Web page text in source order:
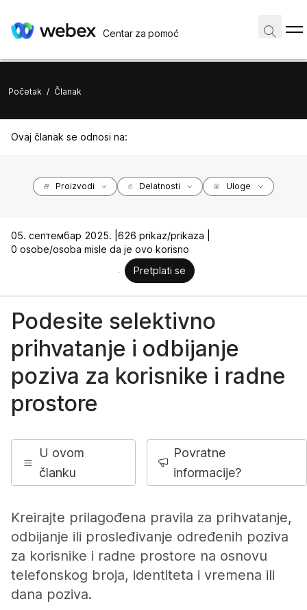
Centar za pomoć
Početak / Članak
Ovaj članak se odnosi na:
Proizvodi Delatnosti Uloge
05. септембар 2025. | 626 prikaz/prikaza |
0 osobe/osoba misle da je ovo korisno
Pretplati se
Podesite selektivno
prihvatanje i odbijanje
poziva za korisnike i radne
prostore
U ovom
članku
Povratne
informacije?
Kreirajte prilagođena pravila za prihvatanje,
odbijanje ili prosleđivanje određenih poziva
za korisnike i radne prostore na osnovu
telefonskog broja, identiteta i vremena ili
dana poziva.